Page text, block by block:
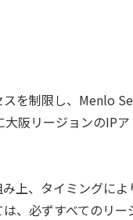
を制限し、Menlo
阪リージョンのIP
、タイミングによ
、必ずすべてのリ